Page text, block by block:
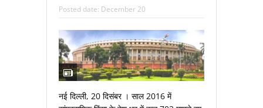
Posted date: December 20
नई दिल्ली, 20 दिसंबर । साल 2016 में